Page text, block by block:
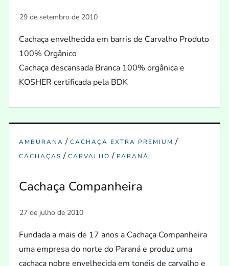
Cachaça envelhecida em barris de Carvalho Produto
100% Orgânico
Cachaça descansada Branca 100% orgânica e
KOSHER certificada pela BDK
AMBURANA /CACHAÇA EXTRA PREMIUM /
CACHAÇAS /CARVALHO / PARANÁ
Cachaça Companheira
Fundada a mais de 17 anos a Cachaça Companheira
uma empresa do norte do Paraná e produz uma
cachaça nobre envelhecida em tonéis de carvalho e